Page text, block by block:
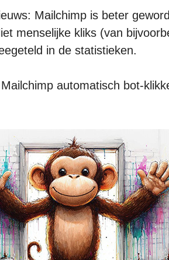
Mailchimp is beter
menselijke kliks (van
in de statistieken.
automatisch bot-